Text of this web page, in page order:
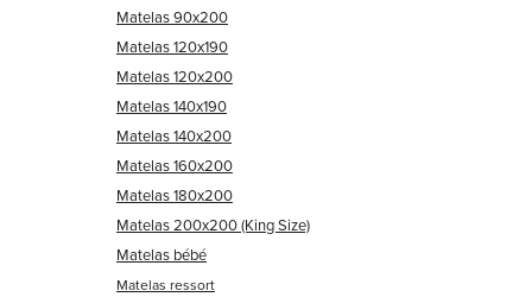
Matelas 90x200
Matelas 120x190
Matelas 120x200
Matelas 140x190
Matelas 140x200
Matelas 160x200
Matelas 180x200
Matelas 200x200 (King Size)
Matelas bébé
Matelas ressort